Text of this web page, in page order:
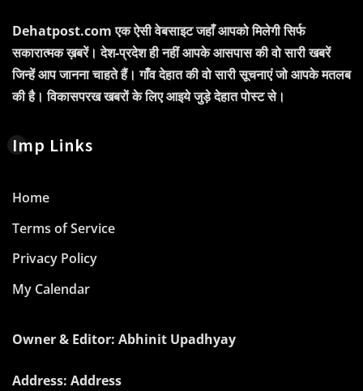
Dehatpost.com एक ऐसी वेबसाइट जहाँ आपको मिलेगी सिर्फ
सकारात्मक ख़बरें। देश-प्रदेश ही नहीं आपके आसपास की वो सारी खबरें
जिन्हें आप जानना चाहते हैं। गाँव देहात की वो सारी सूचनाएं जो आपके मतलब
की है। विकासपरख खबरों के लिए आइये जुड़े देहात पोस्ट से।
Imp Links
Home
Terms of Service
Privacy Policy
My Calendar
Owner & Editor: Abhinit Upadhyay
Address: Address